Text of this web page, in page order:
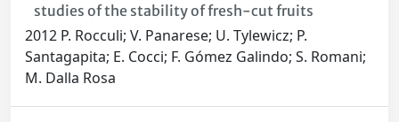
studies of the stability of fresh-cut fruits
2012 P. Rocculi; V. Panarese; U. Tylewicz; P.
Santagapita; E. Cocci; F. Gómez Galindo; S. Romani;
M. Dalla Rosa